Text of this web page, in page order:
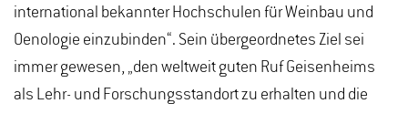
international bekannter Hochschulen für Weinbau und
Oenologie einzubinden“. Sein übergeordnetes Ziel sei
immer gewesen, „den weltweit guten Ruf Geisenheims
als Lehr- und Forschungsstandort zu erhalten und die